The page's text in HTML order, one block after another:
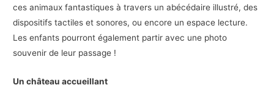
ces animaux fantastiques à travers un abécédaire illustré, des
dispositifs tactiles et sonores, ou encore un espace lecture.
Les enfants pourront également partir avec une photo
souvenir de leur passage !
Un château accueillant